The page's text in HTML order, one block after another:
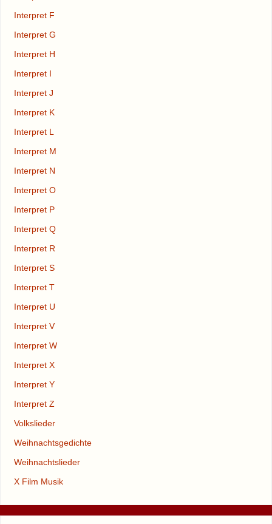
Interpret F
Interpret G
Interpret H
Interpret I
Interpret J
Interpret K
Interpret L
Interpret M
Interpret N
Interpret O
Interpret P
Interpret Q
Interpret R
Interpret S
Interpret T
Interpret U
Interpret V
Interpret W
Interpret X
Interpret Y
Interpret Z
Volkslieder
Weihnachtsgedichte
Weihnachtslieder
X Film Musik